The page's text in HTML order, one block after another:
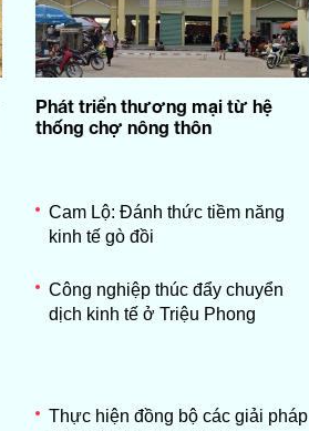
Phát triển thương mại từ hệ
thống chợ nông thôn
Cam Lộ: Đánh thức tiềm năng
kinh tế gò đồi
Công nghiệp thúc đẩy chuyển
dịch kinh tế ở Triệu Phong
Thực hiện đồng bộ các giải pháp